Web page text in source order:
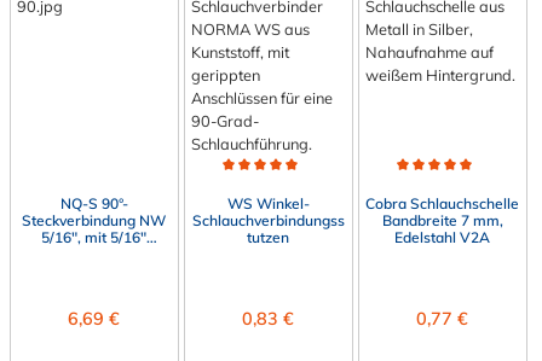
NQ-S 90°-
Steckverbindung NW
5/16", mit 5/16"
Regulärer Preis:
6,69 €
WS Winkel-
Schlauchverbindungss
tutzen
Regulärer Preis:
0,83 €
Cobra Schlauchschelle
Bandbreite 7 mm,
Edelstahl V2A
Regulärer Preis:
0,77 €